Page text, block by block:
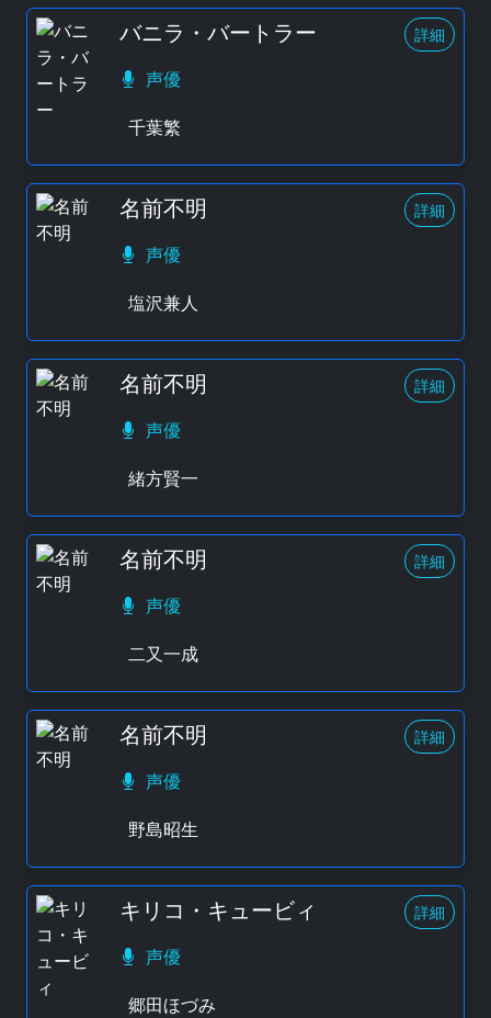
バニラ・バートラー 詳細
声優
千葉繁
名前不明 詳細
声優
塩沢兼人
名前不明 詳細
声優
緒方賢一
名前不明 詳細
声優
二又一成
名前不明 詳細
声優
野島昭生
キリコ・キュービィ 詳細
声優
郷田ほづみ